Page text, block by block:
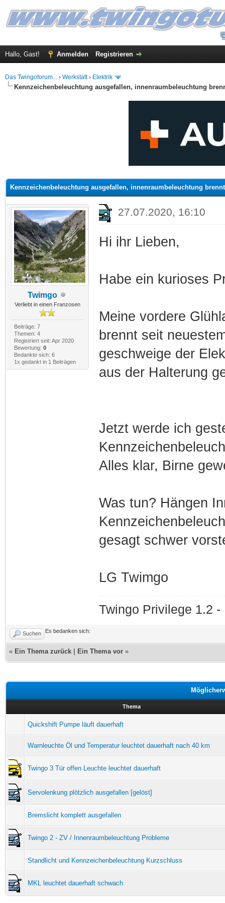
Hallo, Gast! Anmelden Registrieren
Das Twingoforum... › Werkstatt› Elektrik
Kennzeichenbeleuchtung ausgefallen, innenraumbeleuchtung
Kennzeichenbeleuchtung ausgefallen, innenraumbeleuchtung
Twimgo
Verliebt in einen Franzosen
Beiträge: 7
Themen: 4
Registriert seit: Apr 2020
Bewertung: 0
Bedankte sich: 6
1x gedankt in 1 Beiträgen
27.07.2020, 16:10
Hi ihr Lieben,
Habe ein kurioses
Meine vordere
brennt seit
geschweige der
aus der Halterung
Jetzt werde ich
Alles klar, Birne
Was tun? Hängen
gesagt schwer
LG Twimgo
Twingo Privilege 1.2
Suchen Es bedanken sich:
« Ein Thema zurück Ein Thema vor »
Thema
Quickshift Pumpe läuft dauerhaft
Warnleuchte Öl und Temperatur leuchtet dauerhaft nach 40 km
Twingo 3 Tür offen Leuchte leuchtet dauerhaft
Servolenkung plötzlich ausgefallen [gelöst]
Bremslicht komplett ausgefallen
Twingo 2 - ZV / Innenraumbeleuchtung Probleme
Standlicht und Kennzeichenbeleuchtung Kurzschluss
MKL leuchtet dauerhaft schwach